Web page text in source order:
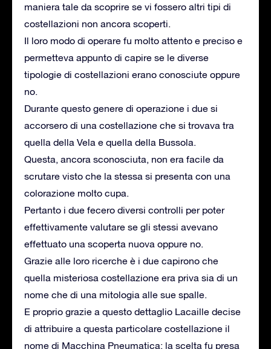
maniera tale da scoprire se vi fossero altri tipi di
costellazioni non ancora scoperti.
Il loro modo di operare fu molto attento e preciso e
permetteva appunto di capire se le diverse
tipologie di costellazioni erano conosciute oppure
no.
Durante questo genere di operazione i due si
accorsero di una costellazione che si trovava tra
quella della Vela e quella della Bussola.
Questa, ancora sconosciuta, non era facile da
scrutare visto che la stessa si presenta con una
colorazione molto cupa.
Pertanto i due fecero diversi controlli per poter
effettivamente valutare se gli stessi avevano
effettuato una scoperta nuova oppure no.
Grazie alle loro ricerche è i due capirono che
quella misteriosa costellazione era priva sia di un
nome che di una mitologia alle sue spalle.
E proprio grazie a questo dettaglio Lacaille decise
di attribuire a questa particolare costellazione il
nome di Macchina Pneumatica: la scelta fu presa